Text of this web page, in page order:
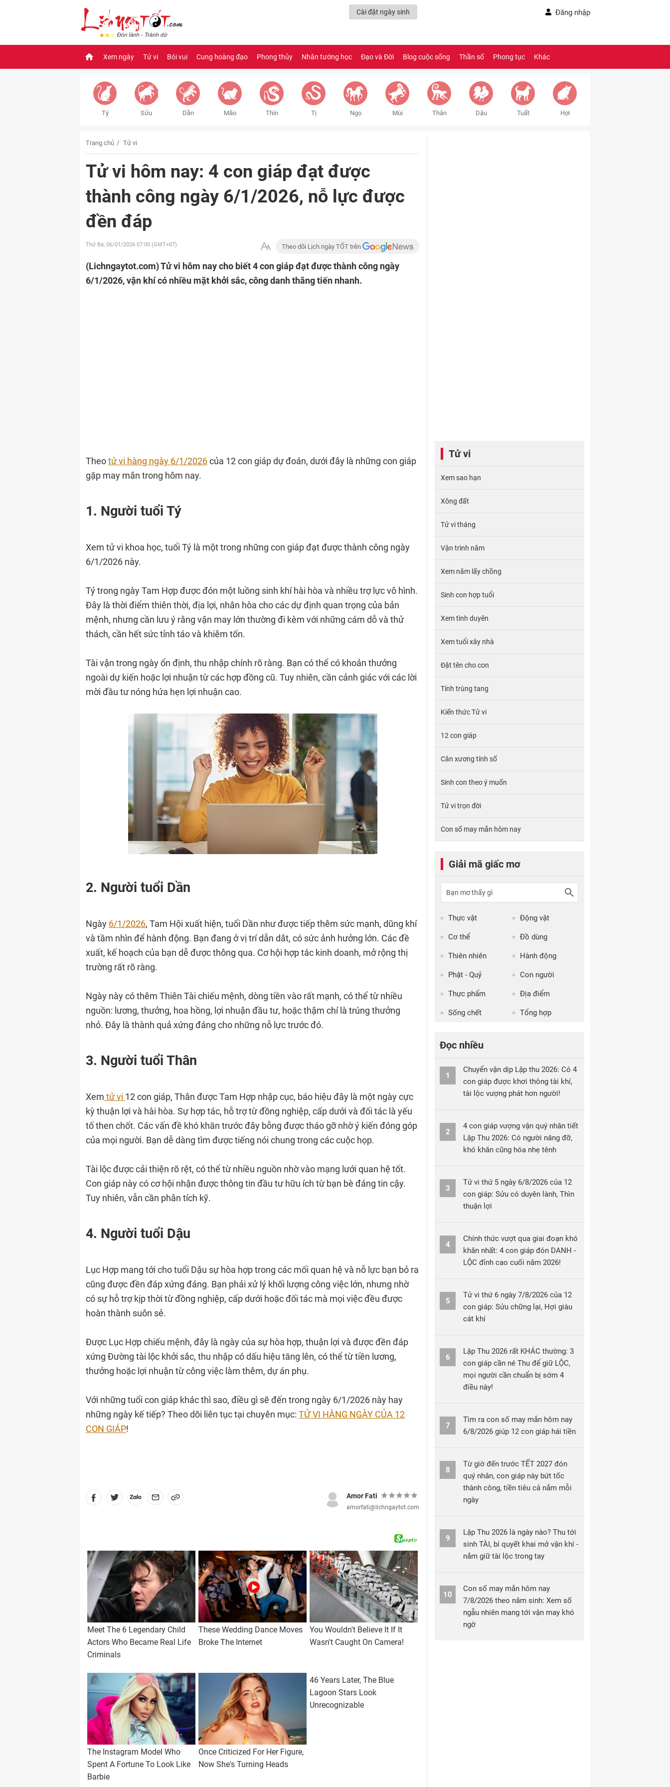
Cài đặt ngày sinh Đăng nhập
Xem ngày Tử vi Bói vui Cung hoàng đạo Phong thủy Nhân tướng học Đạo và Đời Blog cuộc sống Thần số Phong tục Khác
Tý Sửu Dần Mão Thìn Tị Ngọ Mùi Thân Dậu Tuất Hợi
Trang chủ Tử vi
Tử vi hôm nay: 4 con giáp đạt được
thành công ngày 6/1/2026, nỗ lực được
đền đáp
Thứ Ba, 06/01/2026 07:00 (GMT+07) Theo dõi Lịch ngày TỐT trên
(Lichngaytot.com)Tử vi hôm nay cho biết 4 con giáp đạt được thành công ngày
6/1/2026, vận khí có nhiều mặt khởi sắc, công danh thăng tiến nhanh.
Theotử vi hàng ngày 6/1/2026của 12 con giáp dự đoán, dưới đây là những con giáp
gặp may mắn trong hôm nay.
1. Người tuổi Tý
Xem tử vi khoa học, tuổi Tý là một trong những con giáp đạt được thành công ngày
6/1/2026 này.
Tý trong ngày Tam Hợp được đón một luồng sinh khí hài hòa và nhiều trợ lực vô hình.
Đây là thời điểm thiên thời, địa lợi, nhân hòa cho các dự định quan trọng của bản
mệnh, nhưng cần lưu ý rằng vận may lớn thường đi kèm với những cám dỗ và thử
thách, cần hết sức tỉnh táo và khiêm tốn.
Tài vận trong ngày ổn định, thu nhập chính rõ ràng. Bạn có thể có khoản thưởng
ngoài dự kiến hoặc lợi nhuận từ các hợp đồng cũ. Tuy nhiên, cần cảnh giác với các lời
mời đầu tư nóng hứa hẹn lợi nhuận cao.
2. Người tuổi Dần
Ngày 6/1/2026, Tam Hội xuất hiện, tuổi Dần như được tiếp thêm sức mạnh, dũng khí
và tầm nhìn để hành động. Bạn đang ở vị trí dẫn dắt, có sức ảnh hưởng lớn. Các đề
xuất, kế hoạch của bạn dễ được thông qua. Cơ hội hợp tác kinh doanh, mở rộng thị
trường rất rõ ràng.
Ngày này có thêm Thiên Tài chiếu mệnh, dòng tiền vào rất mạnh, có thể từ nhiều
nguồn: lương, thưởng, hoa hồng, lợi nhuận đầu tư, hoặc thậm chí là trúng thưởng
nhỏ. Đây là thành quả xứng đáng cho những nỗ lực trước đó.
3. Người tuổi Thân
Xem tử vi 12 con giáp, Thân được Tam Hợp nhập cục, báo hiệu đây là một ngày cực
kỳ thuận lợi và hài hòa. Sự hợp tác, hỗ trợ từ đồng nghiệp, cấp dưới và đối tác là yếu
tố then chốt. Các vấn đề khó khăn trước đây bỗng được tháo gỡ nhờ ý kiến đóng góp
của mọi người. Bạn dễ dàng tìm được tiếng nói chung trong các cuộc họp.
Tài lộc được cải thiện rõ rệt, có thể từ nhiều nguồn nhờ vào mạng lưới quan hệ tốt.
Con giáp này có cơ hội nhận được thông tin đầu tư hữu ích từ bạn bè đáng tin cậy.
Tuy nhiên, vẫn cần phân tích kỹ.
4. Người tuổi Dậu
Lục Hợp mang tới cho tuổi Dậu sự hòa hợp trong các mối quan hệ và nỗ lực bạn bỏ ra
cũng được đền đáp xứng đáng. Bạn phải xử lý khối lượng công việc lớn, nhưng nhờ
có sự hỗ trợ kịp thời từ đồng nghiệp, cấp dưới hoặc đối tác mà mọi việc đều được
hoàn thành suôn sẻ.
Được Lục Hợp chiếu mệnh, đây là ngày của sự hòa hợp, thuận lợi và được đền đáp
xứng Đường tài lộc khởi sắc, thu nhập có dấu hiệu tăng lên, có thể từ tiền lương,
thưởng hoặc lợi nhuận từ công việc làm thêm, dự án phụ.
Với những tuổi con giáp khác thì sao, điều gì sẽ đến trong ngày 6/1/2026 này hay
những ngày kế tiếp? Theo dõi liên tục tại chuyên mục: TỬ VI HÀNG NGÀY CỦA 12
CON GIÁP!
Amor Fati
amorfati@lichngaytot.com
Tử vi
Xem sao hạn
Xông đất
Tử vi tháng
Vận trình năm
Xem năm lấy chồng
Sinh con hợp tuổi
Xem tình duyên
Xem tuổi xây nhà
Đặt tên cho con
Tính trùng tang
Kiến thức Tử vi
12 con giáp
Cân xương tính số
Sinh con theo ý muốn
Tử vi trọn đời
Con số may mắn hôm nay
Giải mã giấc mơ
Thực vật Động vật
Cơ thể Đồ dùng
Thiên nhiên Hành động
Phật - Quỷ Con người
Thực phẩm Địa điểm
Sống chết Tổng hợp
Đọc nhiều
1
Chuyển vận dịp Lập thu 2026: Có 4
con giáp được khơi thông tài khí,
tài lộc vượng phát hơn người!
2
4 con giáp vượng vận quý nhân tiết
Lập Thu 2026: Có người nâng đỡ,
khó khăn cũng hóa nhẹ tênh
3
Tử vi thứ 5 ngày 6/8/2026 của 12
con giáp: Sửu có duyên lành, Thìn
thuận lợi
4
Chính thức vượt qua giai đoạn khó
khăn nhất: 4 con giáp đón DANH -
LỘC đỉnh cao cuối năm 2026!
5
Tử vi thứ 6 ngày 7/8/2026 của 12
con giáp: Sửu chững lại, Hợi giàu
cát khí
6
Lập Thu 2026 rất KHÁC thường: 3
con giáp cần né Thu để giữ LỘC,
mọi người cần chuẩn bị sớm 4
điều này!
7
Tìm ra con số may mắn hôm nay
6/8/2026 giúp 12 con giáp hái tiền
8
Từ giờ đến trước TẾT 2027 đón
quý nhân, con giáp này bứt tốc
thành công, tiền tiêu cả nắm mỗi
ngày
9
Lập Thu 2026 là ngày nào? Thu tới
sinh TÀI, bí quyết khai mở vận khí -
nắm giữ tài lộc trong tay
10
Con số may mắn hôm nay
7/8/2026 theo năm sinh: Xem số
ngẫu nhiên mang tới vận may khó
ngờ